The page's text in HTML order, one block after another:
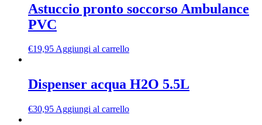
Astuccio pronto soccorso Ambulance
PVC
€19,95Aggiungi al carrello
Dispenser acqua H2O 5.5L
€30,95 Aggiungi al carrello